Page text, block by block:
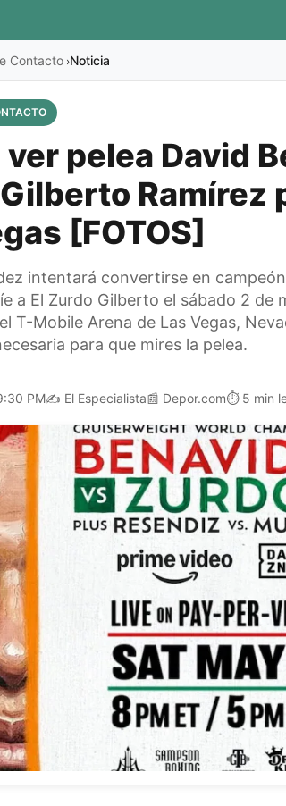
Contacto ›Noticia
pelea David
Ramírez
[FOTOS]
intentará convertirse en
a El Zurdo Gilberto el sábado 2 de
T-Mobile Arena de Las Vegas,
para que mires la pelea.
PM✍️ El Especialista📰 Depor.com⏱️ 5 min